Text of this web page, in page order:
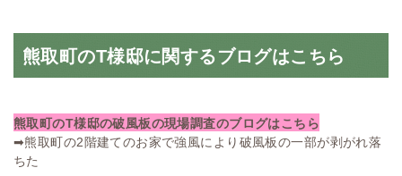
熊取町のT様邸に関するブログはこちら
熊取町のT様邸の破風板の現場調査のブログはこちら
➡熊取町の2階建てのお家で強風により破風板の一部が剥がれ落
ちた